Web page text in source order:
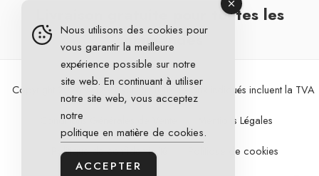
Livraison gratuite pour toutes les
commandes
Copyright 2026 © DG Cycling. Tous les prix indiqués incluent la TVA
Conditions Générales de Vente Mentions Légales
Politique de confidentialité Politique de cookies
Nous utilisons des cookies pour
vous garantir la meilleure
expérience possible sur notre
site web. En continuant à utiliser
notre site web, vous acceptez
notre
politique en matière de cookies.
ACCEPTER